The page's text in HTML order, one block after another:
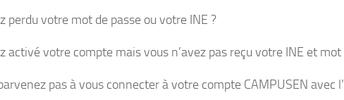
perdu votre mot de passe ou votre INE ?
activé votre compte mais vous n’avez pas reçu votre INE et mot
pas à vous connecter à votre compte CAMPUSEN avec